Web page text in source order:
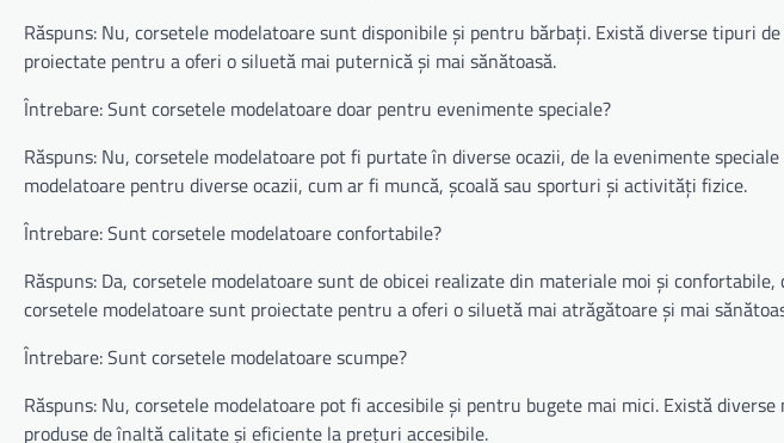
Răspuns: Nu, corsetele modelatoare sunt disponibile și pentru bărbați. Există diverse tipuri
proiectate pentru a oferi o siluetă mai puternică și mai sănătoasă.
Întrebare: Sunt corsetele modelatoare doar pentru evenimente speciale?
Răspuns: Nu, corsetele modelatoare pot fi purtate în diverse ocazii, de la evenimente
modelatoare pentru diverse ocazii, cum ar fi muncă, școală sau sporturi și activități fizice.
Întrebare: Sunt corsetele modelatoare confortabile?
Răspuns: Da, corsetele modelatoare sunt de obicei realizate din materiale moi și
corsetele modelatoare sunt proiectate pentru a oferi o siluetă mai atrăgătoare și mai
Întrebare: Sunt corsetele modelatoare scumpe?
Răspuns: Nu, corsetele modelatoare pot fi accesibile și pentru bugete mai mici. Există
produse de înaltă calitate și eficiente la prețuri accesibile.